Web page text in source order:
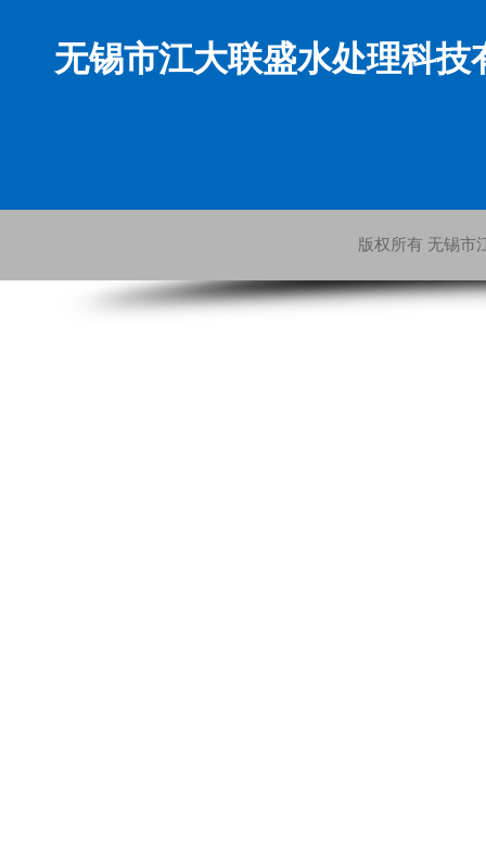
无锡市江大联盛水处理科技
版权所有 无锡市